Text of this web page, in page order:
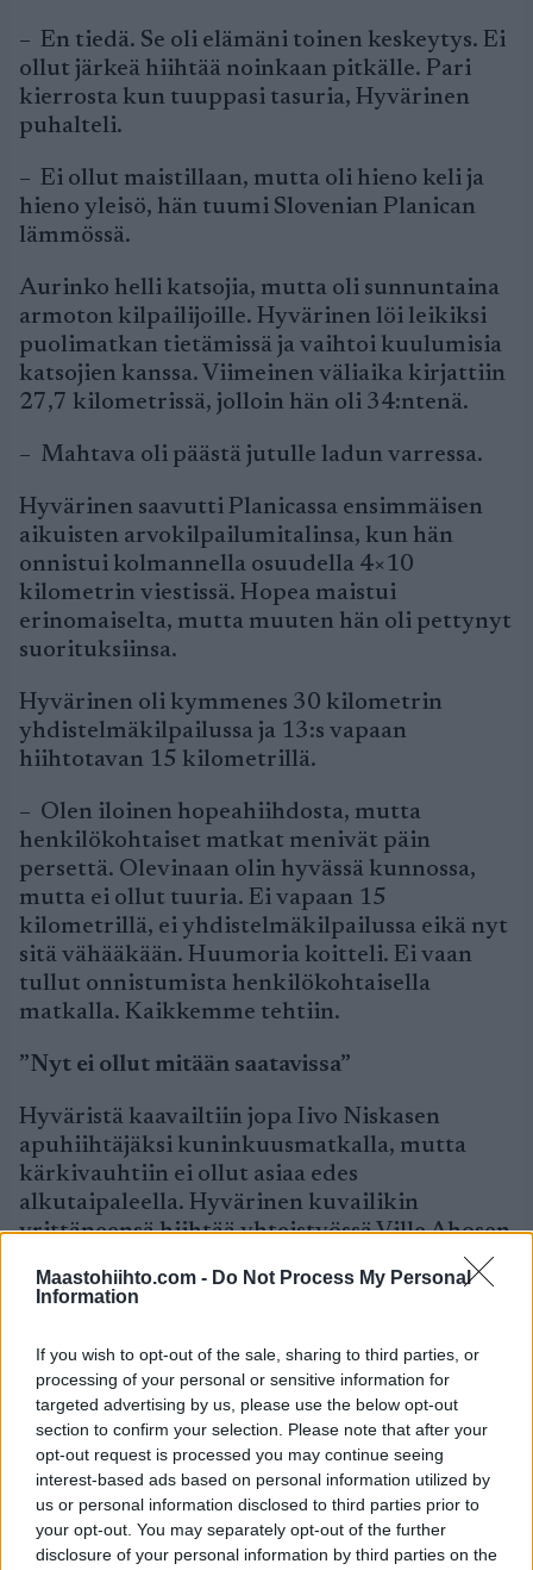
Maastohiihto.com - Do Not Process My Personal
Information
If you wish to opt-out of the sale, sharing to third parties, or
processing of your personal or sensitive information for
targeted advertising by us, please use the below opt-out
section to confirm your selection. Please note that after your
opt-out request is processed you may continue seeing
interest-based ads based on personal information utilized by
us or personal information disclosed to third parties prior to
your opt-out. You may separately opt-out of the further
disclosure of your personal information by third parties on the
– En tiedä. Se oli elämäni toinen keskeytys. Ei
ollut järkeä hiihtää noinkaan pitkälle. Pari
kierrosta kun tuuppasi tasuria, Hyvärinen
puhalteli.
– Ei ollut maistillaan, mutta oli hieno keli ja
hieno yleisö, hän tuumi Slovenian Planican
lämmössä.
Aurinko helli katsojia, mutta oli sunnuntaina
armoton kilpailijoille. Hyvärinen löi leikiksi
puolimatkan tietämissä ja vaihtoi kuulumisia
katsojien kanssa. Viimeinen väliaika kirjattiin
27,7 kilometrissä, jolloin hän oli 34:ntenä.
– Mahtava oli päästä jutulle ladun varressa.
Hyvärinen saavutti Planicassa ensimmäisen
aikuisten arvokilpailumitalinsa, kun hän
onnistui kolmannella osuudella 4×10
kilometrin viestissä. Hopea maistui
erinomaiselta, mutta muuten hän oli pettynyt
suorituksiinsa.
Hyvärinen oli kymmenes 30 kilometrin
yhdistelmäkilpailussa ja 13:s vapaan
hiihtotavan 15 kilometrillä.
– Olen iloinen hopeahiihdosta, mutta
henkilökohtaiset matkat menivät päin
persettä. Olevinaan olin hyvässä kunnossa,
mutta ei ollut tuuria. Ei vapaan 15
kilometrillä, ei yhdistelmäkilpailussa eikä nyt
sitä vähääkään. Huumoria koitteli. Ei vaan
tullut onnistumista henkilökohtaisella
matkalla. Kaikkemme tehtiin.
”Nyt ei ollut mitään saatavissa”
Hyväristä kaavailtiin jopa Iivo Niskasen
apuhiihtäjäksi kuninkuusmatkalla, mutta
kärkivauhtiin ei ollut asiaa edes
alkutaipaleella. Hyvärinen kuvailikin
yrittäneensä hiihtää yhteistyössä Ville Ahosen
(keskeytti) ja Ristomatti Hakolan (33:s) kanssa.
eivät he saaneet kiinni.
Hyvärinen on maailmancupissa parhaana
suomalaismiehenä 18:ntena. Kilpailuja riittää
vielä kierrettäväksi.
– Ei ollut järkeä jatkaa kisaa, koska sillä sijalla
ei olisi saanut mitään. Maailmancup jatkuu jo